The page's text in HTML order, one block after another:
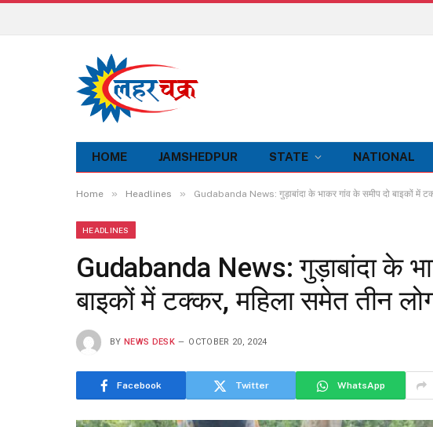
HOME JAMSHEDPUR STATE NATIONAL
Home » Headlines » Gudabanda News: गुड़ाबांदा के भाकर गांव के समीप दो बाइकों में
HEADLINES
Gudabanda News: गुड़ाबांदा के
बाइकों में टक्कर, महिला समेत तीन
BY NEWS DESK OCTOBER 20, 2024
Facebook Twitter WhatsApp